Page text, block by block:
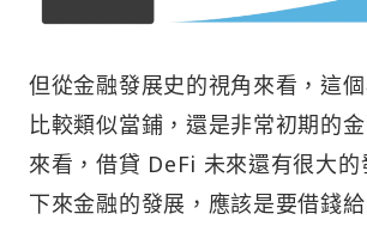
但從金融發展史的視角來看，這
比較類似當鋪，還是非常初期的
來看，借貸 DeFi 未來還有很大
下來金融的發展，應該是要借錢